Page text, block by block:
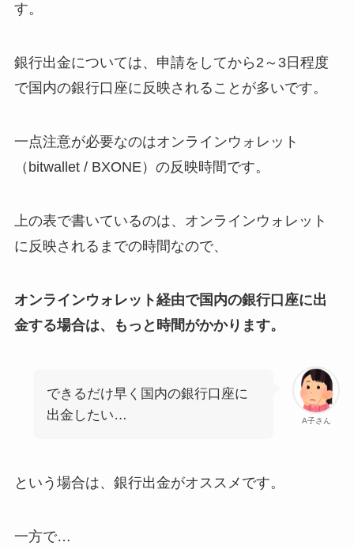
す。
銀行出金については、申請をしてから2～3日程度
で国内の銀行口座に反映されることが多いです。
一点注意が必要なのはオンラインウォレット
（bitwallet / BXONE）の反映時間です。
上の表で書いているのは、オンラインウォレット
に反映されるまでの時間なので、
オンラインウォレット経由で国内の銀行口座に出
金する場合は、もっと時間がかかります。
A子さん
できるだけ早く国内の銀行口座に
出金したい…
という場合は、銀行出金がオススメです。
一方で…